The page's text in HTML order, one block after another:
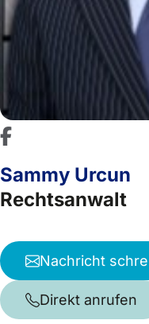
Sammy Urcun
Rechtsanwalt
Nachricht
Direkt anrufen